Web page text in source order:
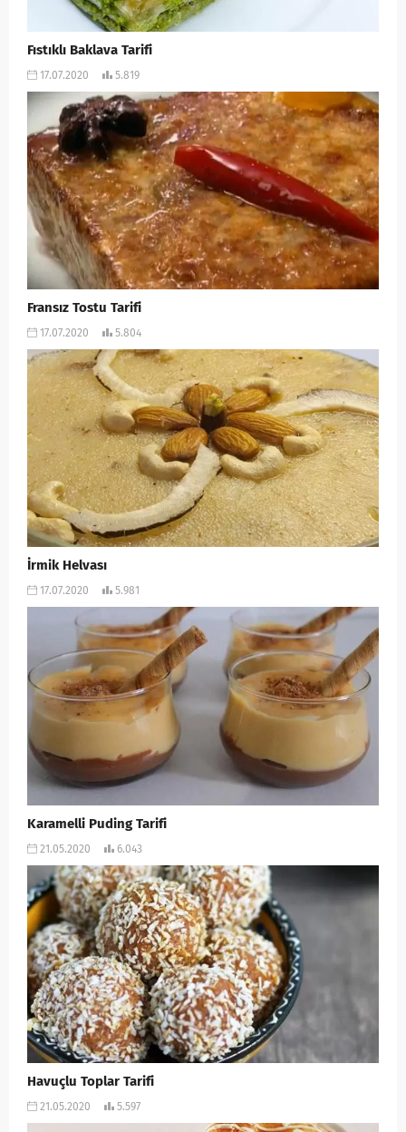
Fıstıklı Baklava Tarifi
17.07.2020 5.819
Fransız Tostu Tarifi
17.07.2020 5.804
İrmik Helvası
17.07.2020 5.981
Karamelli Puding Tarifi
21.05.2020 6.043
Havuçlu Toplar Tarifi
21.05.2020 5.597